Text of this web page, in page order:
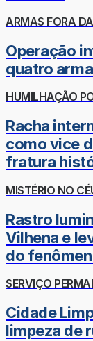
ARMAS FORA
Operação
quatro
HUMILHAÇÃO
Racha
como vice
fratura
MISTÉRIO NO
Rastro
Vilhena e
do
SERVIÇO
Cidade
limpeza de